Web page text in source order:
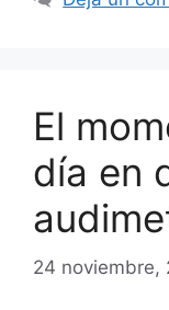
El
día en
24 noviembre,